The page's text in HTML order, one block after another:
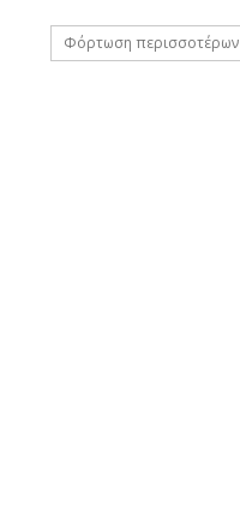
Φόρτωση περισσοτέρων